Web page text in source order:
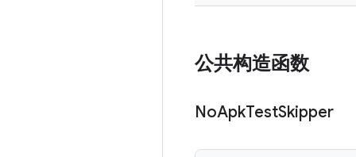
公共构造函数
NoApkTestSkipper